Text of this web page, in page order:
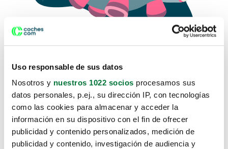
Uso responsable de sus datos
Nosotros y nuestros 1022 socios procesamos sus
datos personales, p.ej., su dirección IP, con tecnologías
como las cookies para almacenar y acceder la
información en su dispositivo con el fin de ofrecer
publicidad y contenido personalizados, medición de
publicidad y contenido, investigación de audiencia y
Lo sentimos, no sabemos como
te hemos traido hasta aquí.